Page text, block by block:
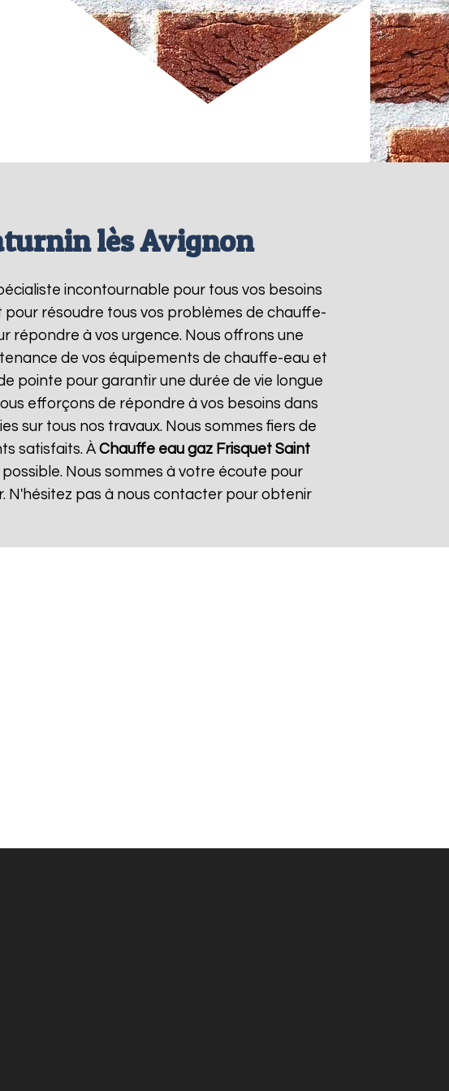
lès Avignon
incontournable pour tous vos besoins
résoudre tous vos problèmes de chauffe-
répondre à vos urgence. Nous offrons une
de vos équipements de chauffe-eau et
pointe pour garantir une durée de vie longue
efforçons de répondre à vos besoins dans
sur tous nos travaux. Nous sommes fiers de
satisfaits. ÀChauffe eau gaz Frisquet Saint
Nous sommes à votre écoute pour
N'hésitez pas à nous contacter pour obtenir